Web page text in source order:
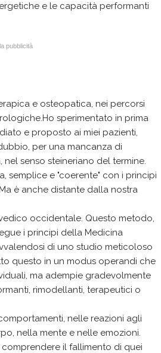
e le capacità performanti
pubblicità
e osteopatica, nei percorsi
sperimentato in prima
e proposto ai miei pazienti,
per una mancanza di
senso steineriano del termine.
semplice e "coerente" con i principi
è anche distante dalla nostra
occidentale. Questo metodo,
i principi della Medicina
di uno studio meticoloso
questo in un modus operandi che
ma adempie gradevolmente
rimodellanti, terapeutici o
nelle reazioni agli
nella mente e nelle emozioni.
il fallimento di quei